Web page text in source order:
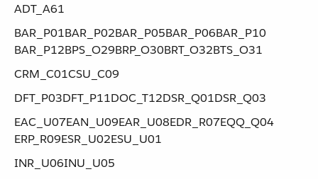
ADT_A61
BAR_P01​ ​BAR_P02​ ​BAR_P05​ ​BAR_P06​ ​BAR_P10​ ​
BAR_P12​ ​BPS_O29​ ​BRP_O30​ ​BRT_O32​ ​BTS_O31
CRM_C01​ ​CSU_C09
DFT_P03​ ​DFT_P11​ ​DOC_T12​ ​DSR_Q01​ ​DSR_Q03
EAC_U07​ ​EAN_U09​ ​EAR_U08​ ​EDR_R07​ ​EQQ_Q04​ ​
ERP_R09​ ​ESR_U02​ ​ESU_U01
INR_U06​ ​INU_U05